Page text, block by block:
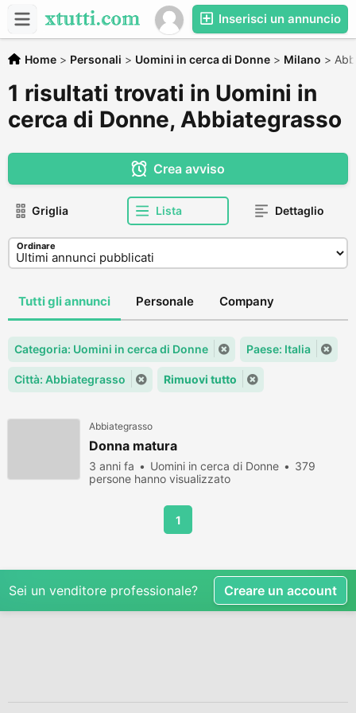
Inserisci un annuncio
Home > Personali > Uomini in cerca di Donne > Milano >
1 risultati trovati in Uomini in
cerca di Donne, Abbiategrasso
Crea avviso
Griglia Lista Dettaglio
Ordinare
Tutti gli annunci Personale Company
Categoria: Uomini in cerca di Donne Paese: Italia
Città: Abbiategrasso Rimuovi tutto
Abbiategrasso
Donna matura
3 anni fa Uomini in cerca di Donne
379
persone hanno visualizzato
1
Sei un venditore professionale? Creare un account